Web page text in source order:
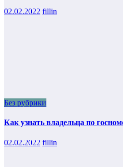
02.02.2022 fillin
Без рубрики
Как узнать владельца по
02.02.2022 fillin